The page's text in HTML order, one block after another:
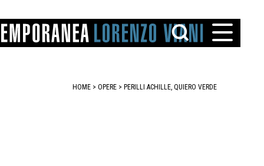
HOME > OPERE > PERILLI ACHILLE, QUIERO VERDE